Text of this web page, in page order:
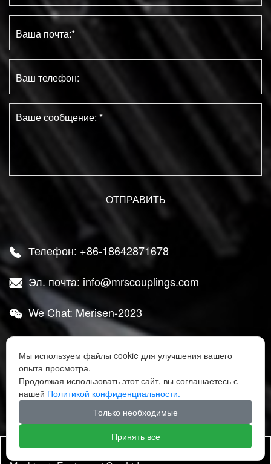
 Телефон: +86-18642871678
 Эл. почта: info@mrscouplings.com
 We Chat: Merisen-2023
провинция Ляонин
   
Авторское право ©Dalian Mairuisheng Transmission
Мы используем файлы cookie для улучшения вашего
опыта просмотра.
Продолжая использовать этот сайт, вы соглашаетесь с
нашей Политикой конфиденциальности.
Только необходимые
Принять все